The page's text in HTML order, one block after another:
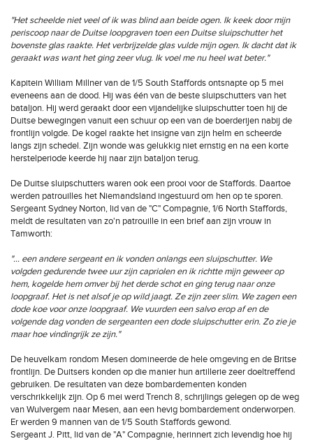
"Het scheelde niet veel of ik was blind aan beide ogen. Ik keek door mijn
periscoop naar de Duitse loopgraven toen een Duitse sluipschutter het
bovenste glas raakte. Het verbrijzelde glas vulde mijn ogen. Ik dacht dat ik
geraakt was want het ging zeer vlug. Ik voel me nu heel wat beter."
Kapitein William Millner van de 1/5 South Staffords ontsnapte op 5 mei
eveneens aan de dood. Hij was één van de beste sluipschutters van het
bataljon. Hij werd geraakt door een vijandelijke sluipschutter toen hij de
Duitse bewegingen vanuit een schuur op een van de boerderijen nabij de
frontlijn volgde. De kogel raakte het insigne van zijn helm en scheerde
langs zijn schedel. Zijn wonde was gelukkig niet ernstig en na een korte
herstelperiode keerde hij naar zijn bataljon terug.
De Duitse sluipschutters waren ook een prooi voor de Staffords. Daartoe
werden patrouilles het Niemandsland ingestuurd om hen op te sporen.
Sergeant Sydney Norton, lid van de "C" Compagnie, 1/6 North Staffords,
meldt de resultaten van zo'n patrouille in een brief aan zijn vrouw in
Tamworth:
"… een andere sergeant en ik vonden onlangs een sluipschutter. We
volgden gedurende twee uur zijn capriolen en ik richtte mijn geweer op
hem, kogelde hem omver bij het derde schot en ging terug naar onze
loopgraaf. Het is net alsof je op wild jaagt. Ze zijn zeer slim. We zagen een
dode koe voor onze loopgraaf. We vuurden een salvo erop af en de
volgende dag vonden de sergeanten een dode sluipschutter erin. Zo zie je
maar hoe vindingrijk ze zijn."
De heuvelkam rondom Mesen domineerde de hele omgeving en de Britse
frontlijn. De Duitsers konden op die manier hun artillerie zeer doeltreffend
gebruiken. De resultaten van deze bombardementen konden
verschrikkelijk zijn. Op 6 mei werd Trench 8, schrijlings gelegen op de weg
van Wulvergem naar Mesen, aan een hevig bombardement onderworpen.
Er werden 9 mannen van de 1/5 South Staffords gewond.
Sergeant J. Pitt, lid van de "A" Compagnie, herinnert zich levendig hoe hij